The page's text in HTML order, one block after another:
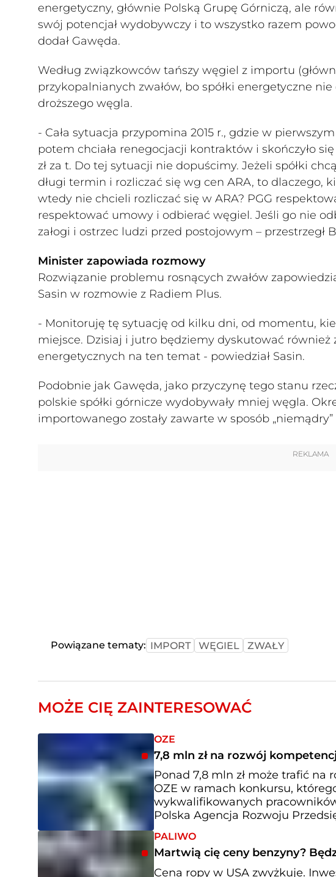
energetyczny, głównie Polską Grupę Górniczą, ale
swój potencjał wydobywczy i to wszystko razem
dodał Gawęda.
Według związkowców tańszy węgiel z importu
przykopalnianych zwałów, bo spółki energetyczne
droższego węgla.
- Cała sytuacja przypomina 2015 r., gdzie w
potem chciała renegocjacji kontraktów i skończyło
zł za t. Do tej sytuacji nie dopuścimy. Jeżeli spółki
długi termin i rozliczać się wg cen ARA, to dlaczego,
wtedy nie chcieli rozliczać się w ARA? PGG
respektować umowy i odbierać węgiel. Jeśli go nie
załogi i ostrzec ludzi przed postojowym – przestrzegł
Minister zapowiada rozmowy
Rozwiązanie problemu rosnących zwałów
Sasin w rozmowie z Radiem Plus.
- Monitoruję tę sytuację od kilku dni, od momentu,
miejsce. Dzisiaj i jutro będziemy dyskutować
energetycznych na ten temat - powiedział Sasin.
Podobnie jak Gawęda, jako przyczynę tego stanu
polskie spółki górnicze wydobywały mniej węgla.
importowanego zostały zawarte w sposób
REKLAMA
Powiązane tematy: IMPORT WĘGIEL ZWAŁY
MOŻE CIĘ ZAINTERESOWAĆ
OZE
7,8 mln zł na rozwój
Ponad 7,8 mln zł może trafić
OZE w ramach konkursu,
wykwalifikowanych
Polska Agencja Rozwoju
PALIWO
Martwią cię ceny benzyny?
Cena ropy w USA zwyżkuje.